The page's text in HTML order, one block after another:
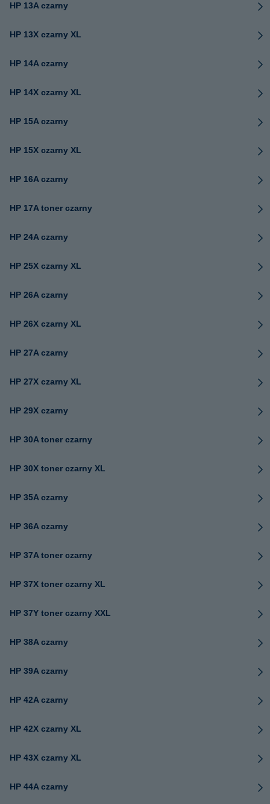
HP 13A czarny
HP 13X czarny XL
HP 14A czarny
HP 14X czarny XL
HP 15A czarny
HP 15X czarny XL
HP 16A czarny
HP 17A toner czarny
HP 24A czarny
HP 25X czarny XL
HP 26A czarny
HP 26X czarny XL
HP 27A czarny
HP 27X czarny XL
HP 29X czarny
HP 30A toner czarny
HP 30X toner czarny XL
HP 35A czarny
HP 36A czarny
HP 37A toner czarny
HP 37X toner czarny XL
HP 37Y toner czarny XXL
HP 38A czarny
HP 39A czarny
HP 42A czarny
HP 42X czarny XL
HP 43X czarny XL
HP 44A czarny